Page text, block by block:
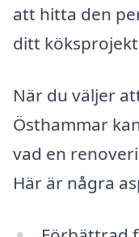
att hitta den
ditt
När du väljer
Östhammar
vad en
Här är några